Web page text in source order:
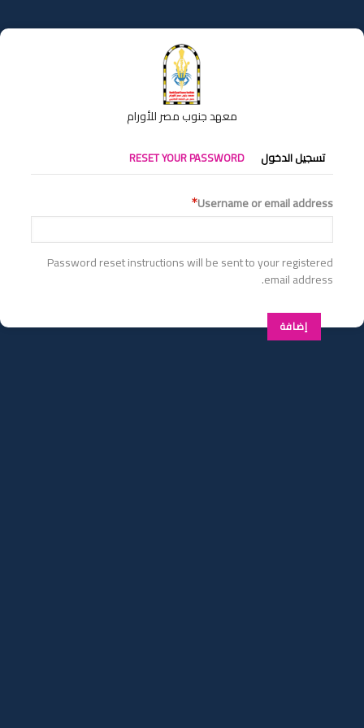
إلى
المحتوى
معهد جنوب مصر للأورام
التبويبات
الأساسية
تسجيل الدخول RESET YOUR PASSWORD
Username or email address
Password reset instructions will be sent to your registered
email address.